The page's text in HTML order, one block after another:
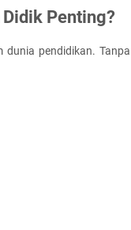
Penting?
pendidikan.